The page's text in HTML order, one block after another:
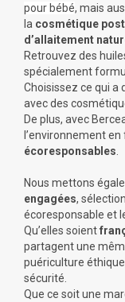
pour bébé, mais
la cosmétique
d’allaitement
Retrouvez des
spécialement
Choisissez ce qui a
avec des
De plus, avec
l’environnement
écoresponsables.
Nous mettons
engagées,
écoresponsable et
Qu’elles soient
partagent une
puériculture
sécurité.
Que ce soit une